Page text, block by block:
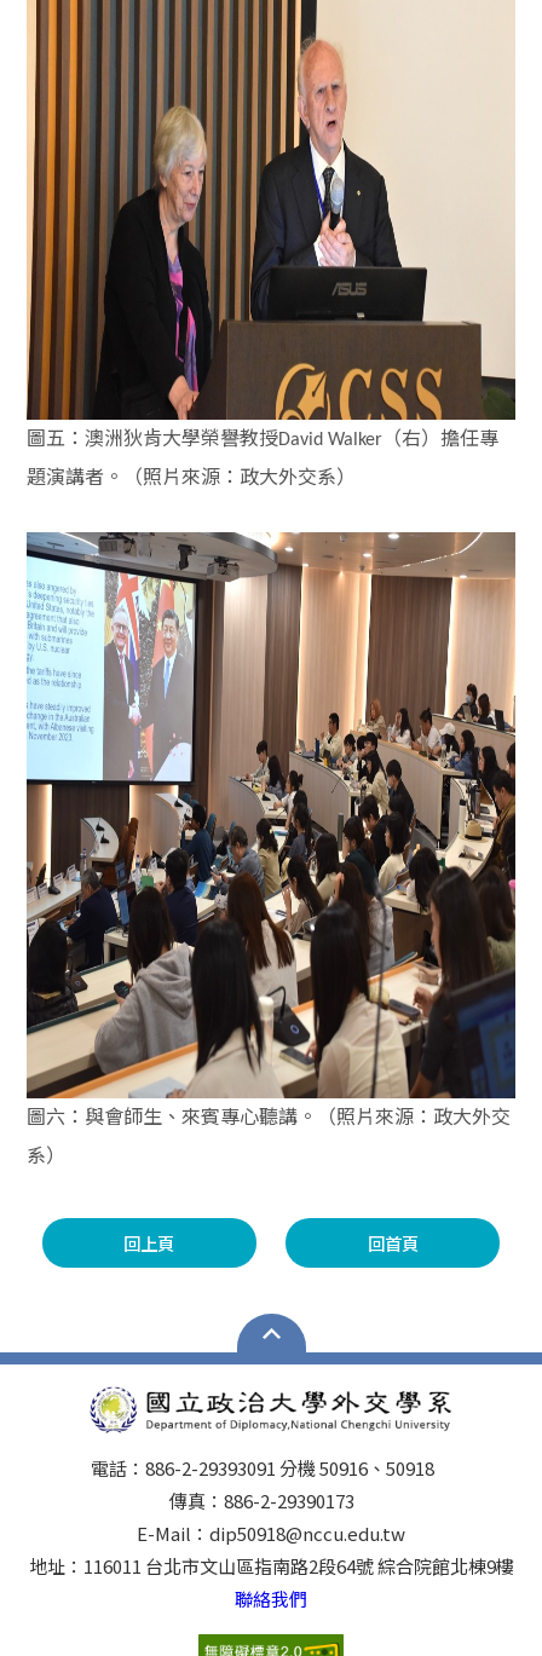
圖五：澳洲狄肯大學榮譽教授David Walker
（右）擔任專
題演講者。（照片來源：政大外交系）
圖六：與會師生、來賓專心聽講。（照片來源：政大外交
系）
回上頁 回首頁
電話：886-2-29393091 分機 50916、50918
傳真：886-2-29390173
E-Mail：dip50918@nccu.edu.tw
地址：116011 台北市文山區指南路2段64號 綜合院館北棟9樓
聯絡我們